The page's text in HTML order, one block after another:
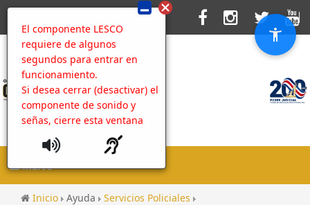
El componente LESCO
requiere de algunos
segundos para entrar en
funcionamiento.
Si desea cerrar (desactivar) el
componente de sonido y
señas, cierre esta ventana
MENU
Inicio Ayuda
Servicios Policiales